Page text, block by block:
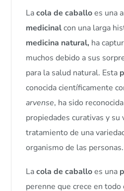
Lacola de caballoes una
medicinalcon una larga
medicina natural, ha
muchos debido a sus
para la salud natural. Esta
conocida científicamente
arvense, ha sido
propiedades curativas y
tratamiento de una
organismo de las personas.
Lacola de caballoes una
perenne que crece en